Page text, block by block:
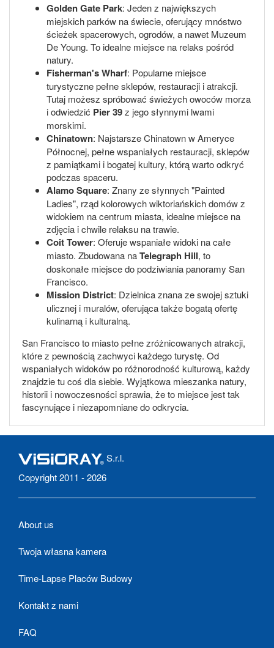
Golden Gate Park: Jeden z największych
miejskich parków na świecie, oferujący mnóstwo
ścieżek spacerowych, ogrodów, a nawet Muzeum
De Young. To idealne miejsce na relaks pośród
natury.
Fisherman's Wharf: Popularne miejsce
turystyczne pełne sklepów, restauracji i atrakcji.
Tutaj możesz spróbować świeżych owoców morza
i odwiedzić Pier 39z jego słynnymi lwami
morskimi.
Chinatown: Najstarsze Chinatown w Ameryce
Północnej, pełne wspaniałych restauracji, sklepów
z pamiątkami i bogatej kultury, którą warto odkryć
podczas spaceru.
Alamo Square: Znany ze słynnych "Painted
Ladies", rząd kolorowych wiktoriańskich domów z
widokiem na centrum miasta, idealne miejsce na
zdjęcia i chwile relaksu na trawie.
Coit Tower: Oferuje wspaniałe widoki na całe
miasto. Zbudowana naTelegraph Hill, to
doskonałe miejsce do podziwiania panoramy San
Francisco.
Mission District: Dzielnica znana ze swojej sztuki
ulicznej i muralów, oferująca także bogatą ofertę
kulinarną i kulturalną.
San Francisco to miasto pełne zróżnicowanych atrakcji,
które z pewnością zachwyci każdego turystę. Od
wspaniałych widoków po różnorodność kulturową, każdy
znajdzie tu coś dla siebie. Wyjątkowa mieszanka natury,
historii i nowoczesności sprawia, że to miejsce jest tak
fascynujące i niezapomniane do odkrycia.
S.r.l.
Copyright 2011 - 2026
About us
Twoja własna kamera
Time-Lapse Placów Budowy
Kontakt z nami
FAQ